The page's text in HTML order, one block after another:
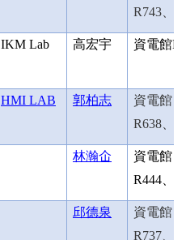
R743
IKM Lab 高宏宇 資電館
HMI LAB 郭柏志
資電館
R638
林瀚仚
資電館
R444
邱德泉
資電館
R737